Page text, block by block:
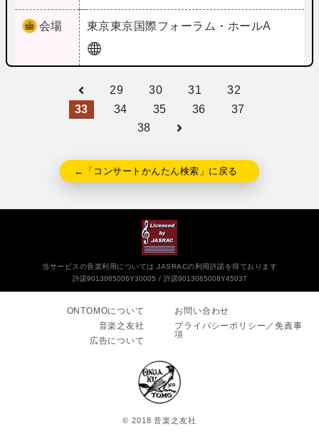
会場 東京東京国際フォーラム・ホールA
29 30 31
32
33
34 35 36
37
38
←「コンサートかんたん検索」に戻る
当サービスの音楽利用については JASRACの利用許諾を得ております
許諾9013065006Y30005
許諾9013065008Y45037
ONTOMOについて
音楽之友社
広告について
お問い合わせ
プライバシーポリシー／免責事
項
© 2018 音楽之友社